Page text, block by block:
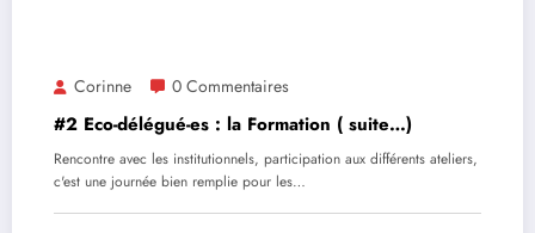
Corinne 0 Commentaires
#2 Eco-délégué-es : la Formation ( suite…)
Rencontre avec les institutionnels, participation aux différents ateliers,
c'est une journée bien remplie pour les…